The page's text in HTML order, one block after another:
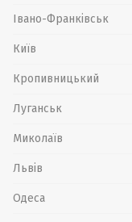
Івано-Франківськ
Київ
Кропивницький
Луганськ
Миколаїв
Львів
Одеса